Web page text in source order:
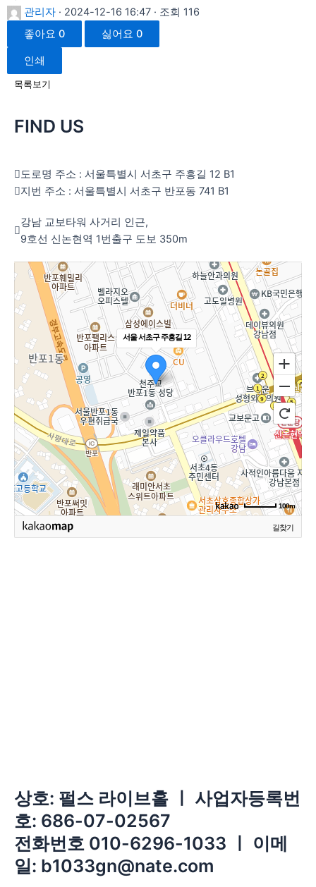
관리자 · 2024-12-16 16:47 · 조회 116
좋아요 0 싫어요 0
인쇄
목록보기
FIND US
도로명 주소 : 서울특별시 서초구 주흥길 12 B1
지번 주소 : 서울특별시 서초구 반포동 741 B1
강남 교보타워 사거리 인근,
9호선 신논현역 1번출구 도보 350m
서울 서초구 주흥길 12
100m
길찾기
상호: 펄스 라이브홀 ㅣ 사업자등록번
호: 686-07-02567
전화번호 010-6296-1033 ㅣ 이메
일: b1033gn@nate.com